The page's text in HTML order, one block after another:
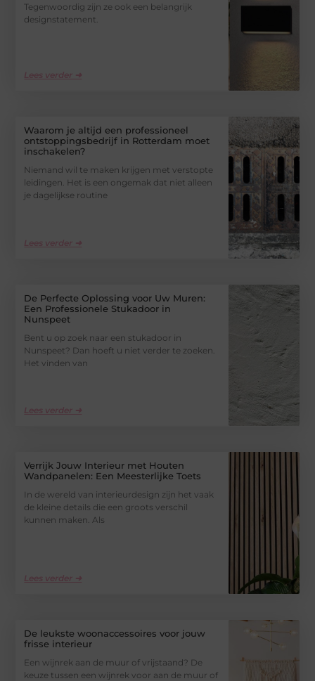
Tegenwoordig zijn ze ook een belangrijk
designstatement.
Lees verder ➜
Waarom je altijd een professioneel
ontstoppingsbedrijf in Rotterdam moet
inschakelen?
Niemand wil te maken krijgen met verstopte
leidingen. Het is een ongemak dat niet alleen
je dagelijkse routine
Lees verder ➜
De Perfecte Oplossing voor Uw Muren:
Een Professionele Stukadoor in
Nunspeet
Bent u op zoek naar een stukadoor in
Nunspeet? Dan hoeft u niet verder te zoeken.
Het vinden van
Lees verder ➜
Verrijk Jouw Interieur met Houten
Wandpanelen: Een Meesterlijke Toets
In de wereld van interieurdesign zijn het vaak
de kleine details die een groots verschil
kunnen maken. Als
Lees verder ➜
De leukste woonaccessoires voor jouw
frisse interieur
Een wijnrek aan de muur of vrijstaand? De
keuze tussen een wijnrek voor aan de muur of